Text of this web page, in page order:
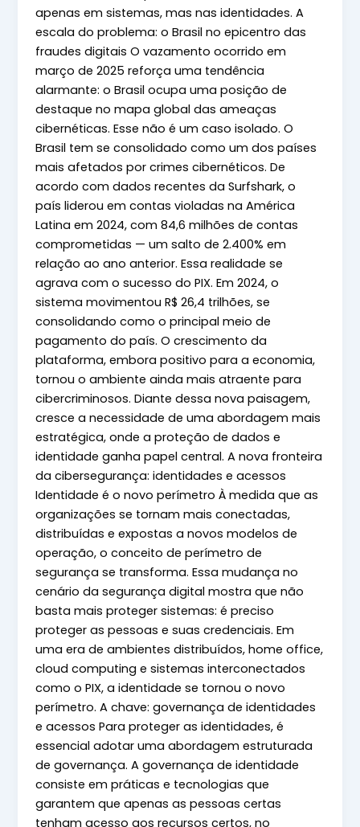
apenas em sistemas, mas nas identidades. A
escala do problema: o Brasil no epicentro das
fraudes digitais O vazamento ocorrido em
março de 2025 reforça uma tendência
alarmante: o Brasil ocupa uma posição de
destaque no mapa global das ameaças
cibernéticas. Esse não é um caso isolado. O
Brasil tem se consolidado como um dos países
mais afetados por crimes cibernéticos. De
acordo com dados recentes da Surfshark, o
país liderou em contas violadas na América
Latina em 2024, com 84,6 milhões de contas
comprometidas — um salto de 2.400% em
relação ao ano anterior. Essa realidade se
agrava com o sucesso do PIX. Em 2024, o
sistema movimentou R$ 26,4 trilhões, se
consolidando como o principal meio de
pagamento do país. O crescimento da
plataforma, embora positivo para a economia,
tornou o ambiente ainda mais atraente para
cibercriminosos. Diante dessa nova paisagem,
cresce a necessidade de uma abordagem mais
estratégica, onde a proteção de dados e
identidade ganha papel central. A nova fronteira
da cibersegurança: identidades e acessos
Identidade é o novo perímetro À medida que as
organizações se tornam mais conectadas,
distribuídas e expostas a novos modelos de
operação, o conceito de perímetro de
segurança se transforma. Essa mudança no
cenário da segurança digital mostra que não
basta mais proteger sistemas: é preciso
proteger as pessoas e suas credenciais. Em
uma era de ambientes distribuídos, home office,
cloud computing e sistemas interconectados
como o PIX, a identidade se tornou o novo
perímetro. A chave: governança de identidades
e acessos Para proteger as identidades, é
essencial adotar uma abordagem estruturada
de governança. A governança de identidade
consiste em práticas e tecnologias que
garantem que apenas as pessoas certas
tenham acesso aos recursos certos, no